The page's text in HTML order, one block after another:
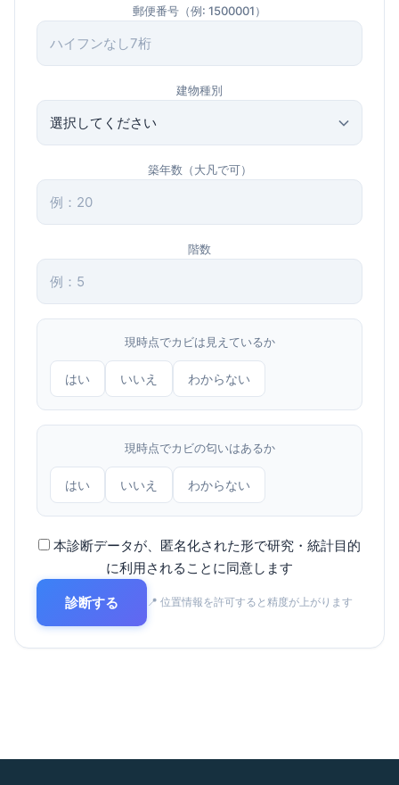
郵便番号（例: 1500001）
建物種別
築年数（大凡で可）
階数
現時点でカビは見えているか
はい いいえ わからない
現時点でカビの匂いはあるか
はい いいえ わからない
本診断データが、匿名化された形で研究・統計目的
に利用されることに同意します
診断する 📍 位置情報を許可すると精度が上がります